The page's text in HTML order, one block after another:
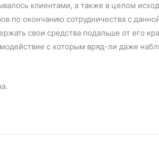
клиентами, а также в целом
по окончанию сотрудничества с
свои средства подальше от его
с которым вряд-ли даже